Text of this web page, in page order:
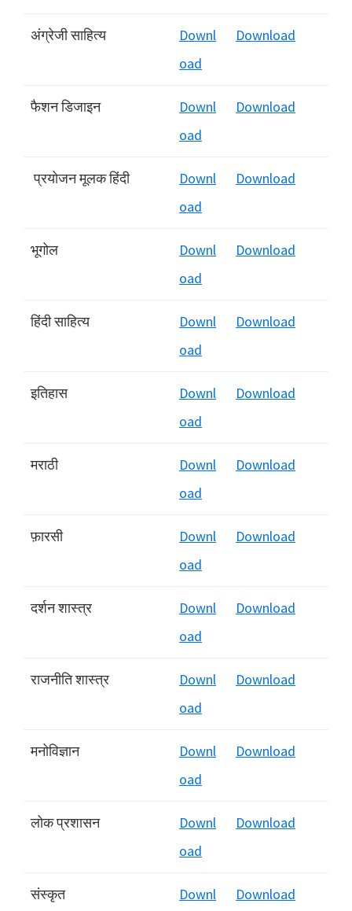
अंग्रेजी साहित्य
Downl
oad
Download
फैशन डिजाइन
Downl
oad
Download
प्रयोजन मूलक हिंदी
Downl
oad
Download
भूगोल
Downl
oad
Download
हिंदी साहित्य
Downl
oad
Download
इतिहास
Downl
oad
Download
मराठी
Downl
oad
Download
फ़ारसी
Downl
oad
Download
दर्शन शास्‍त्र
Downl
oad
Download
राजनीति शास्‍त्र
Downl
oad
Download
मनोविज्ञान
Downl
oad
Download
लोक प्रशासन
Downl
oad
Download
संस्कृत
Downl
Download